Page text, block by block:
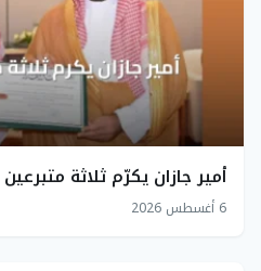
أمير جازان يكرّم ثلاثة
6 أغسطس 2026